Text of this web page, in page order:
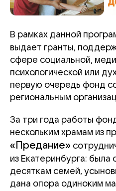
В рамках данной
выдает гранты,
сфере социальной,
психологической или
первую очередь фонд
региональным
За три года работы
нескольким храмам из
«Предание»
из Екатеринбурга: была
десяткам семей,
дана опора одиноким